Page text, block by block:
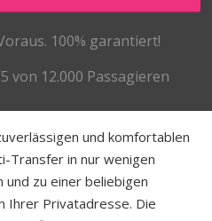
100% garantiert!
von 12.000 Passagieren
und komfortablen
Transfer in nur wenigen
und zu einer beliebigen
Ihrer Privatadresse. Die